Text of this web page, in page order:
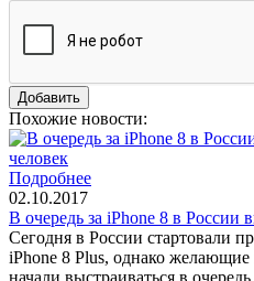
Похожие новости:
Подробнее
02.10.2017
В очередь за iPhone 8 в России
Сегодня в России стартовали
iPhone 8 Plus, однако
начали выстраиваться в